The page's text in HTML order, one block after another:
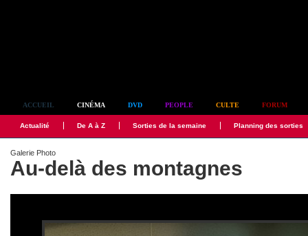
ACCUEIL CINÉMA DVD PEOPLE CULTE FORUM
Actualité De A à Z Sorties de la semaine Planning des sorties
Galerie Photo
Au-delà des montagnes